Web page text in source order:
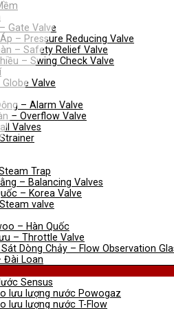
Gate Valve
– Pressure Reducing Valve
– Safety Relief Valve
– Swing Check Valve
Valve
– Alarm Valve
– Overflow Valve
Valves
Trap
– Balancing Valves
– Korea Valve
valve
– Hàn Quốc
– Throttle Valve
Sát Dòng Chảy – Flow Observation
Đài Loan
Sensus
lưu lượng nước Powogaz
lưu lượng nước T-Flow